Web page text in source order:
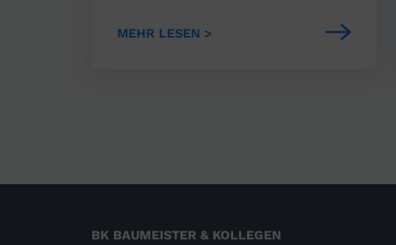
MEHR LESEN >
BK BAUMEISTER & KOLLEGEN